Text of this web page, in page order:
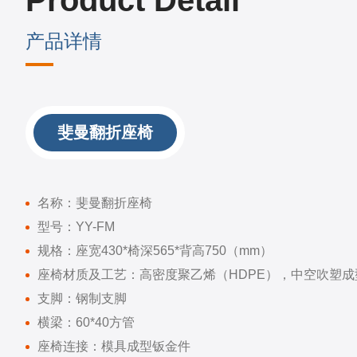
产品详情
斐曼翻折座椅
名称：斐曼翻折座椅
型号：YY-FM
规格：座宽430*椅深565*背高750（mm）
座椅材质及工艺：高密度聚乙烯（HDPE），中空吹塑成
支脚：钢制支脚
横梁：60*40方管
座椅连接：模具成型钣金件